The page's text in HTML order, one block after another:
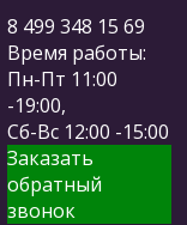
8 499 348 15 69
Время работы:
Пн-Пт 11:00
-19:00,
Сб-Вс 12:00 -15:00
Заказать
обратный
звонок